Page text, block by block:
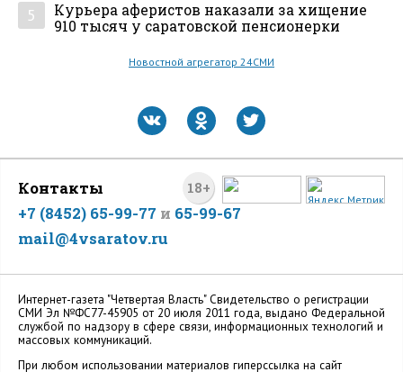
5
Курьера аферистов наказали за хищение
910 тысяч у саратовской пенсионерки
Новостной агрегатор 24СМИ
18+
Контакты
+7 (8452) 65-99-77 и 65-99-67
mail@4vsaratov.ru
Интернет-газета "Четвертая Власть" Cвидетельство о регистрации
СМИ Эл №ФС77-45905 от 20 июля 2011 года, выдано Федеральной
службой по надзору в сфере связи, информационных технологий и
массовых коммуникаций.
При любом использовании материалов гиперссылка на сайт